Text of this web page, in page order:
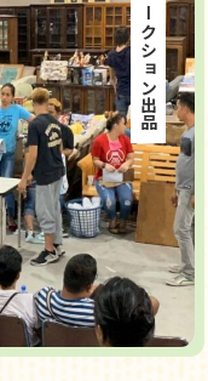
海外オークション出品